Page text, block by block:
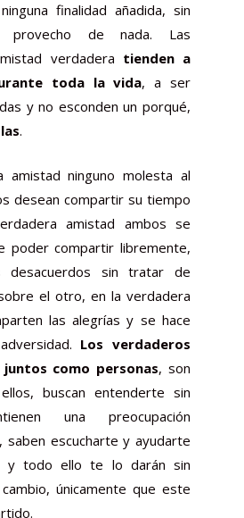
finalidad añadida, sin
provecho de nada. Las
verdadera tienden a
toda la vida, a ser
y no esconden un porqué,
.
amistad ninguno molesta al
desean compartir su tiempo
amistad ambos se
poder compartir libremente,
desacuerdos sin tratar de
el otro, en la verdadera
las alegrías y se hace
Los verdaderos
como personas, son
buscan entenderte sin
una preocupación
escucharte y ayudarte
y todo ello te lo darán sin
únicamente que este